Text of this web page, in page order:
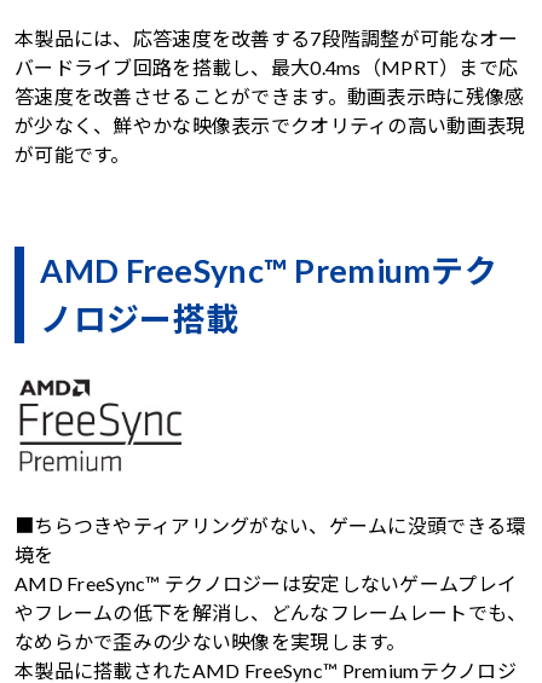
本製品には、応答速度を改善する7段階調整が可能なオー
バードライブ回路を搭載し、最大0.4ms（MPRT）まで応
答速度を改善させることができます。動画表示時に残像感
が少なく、鮮やかな映像表示でクオリティの高い動画表現
が可能です。
AMD FreeSync™ Premiumテク
ノロジー搭載
■ちらつきやティアリングがない、ゲームに没頭できる環
境を
AMD FreeSync™ テクノロジーは安定しないゲームプレイ
やフレームの低下を解消し、どんなフレームレートでも、
なめらかで歪みの少ない映像を実現します。
本製品に搭載されたAMD FreeSync™ Premiumテクノロジ